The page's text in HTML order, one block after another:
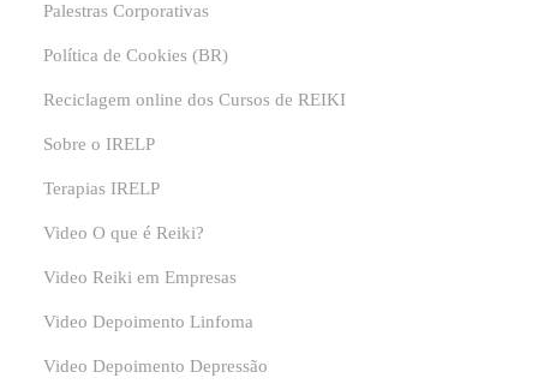
Palestras Corporativas
Política de Cookies (BR)
Reciclagem online dos Cursos de REIKI
Sobre o IRELP
Terapias IRELP
Video O que é Reiki?
Video Reiki em Empresas
Video Depoimento Linfoma
Video Depoimento Depressão